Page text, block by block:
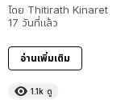
โดย Thitirath Kinaret
17 วันที่แล้ว
อ่านเพิ่มเติม
1.1k ดู